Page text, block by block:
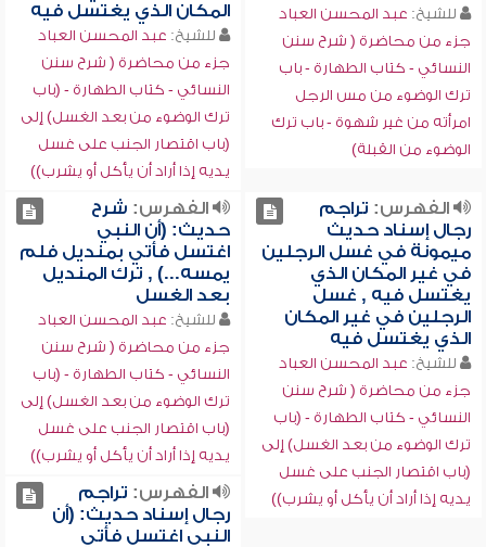
للشيخ: عبد المحسن العباد
جزء من محاضرة ( شرح سنن
النسائي - كتاب الطهارة - باب
ترك الوضوء من مس الرجل
امرأته من غير شهوة - باب ترك
الوضوء من القبلة)
المكان الذي يغتسل فيه
للشيخ: عبد المحسن العباد
جزء من محاضرة ( شرح سنن
النسائي - كتاب الطهارة - (باب
ترك الوضوء من بعد الغسل) إلى
(باب اقتصار الجنب على غسل
يديه إذا أراد أن يأكل أو يشرب))
الفهرس: تراجم
رجال إسناد حديث
ميمونة في غسل الرجلين
في غير المكان الذي
يغتسل فيه , غسل
الرجلين في غير المكان
الذي يغتسل فيه
للشيخ: عبد المحسن العباد
جزء من محاضرة ( شرح سنن
النسائي - كتاب الطهارة - (باب
ترك الوضوء من بعد الغسل) إلى
(باب اقتصار الجنب على غسل
يديه إذا أراد أن يأكل أو يشرب))
الفهرس: شرح
حديث: (أن النبي
اغتسل فأتي بمنديل فلم
يمسه...) , ترك المنديل
بعد الغسل
للشيخ: عبد المحسن العباد
جزء من محاضرة ( شرح سنن
النسائي - كتاب الطهارة - (باب
ترك الوضوء من بعد الغسل) إلى
(باب اقتصار الجنب على غسل
يديه إذا أراد أن يأكل أو يشرب))
الفهرس: تراجم
رجال إسناد حديث: (أن
النبي اغتسل فأتي